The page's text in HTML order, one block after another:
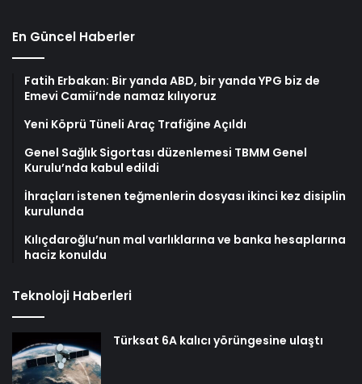
En Güncel Haberler
Fatih Erbakan: Bir yanda ABD, bir yanda YPG biz de
Emevi Camii’nde namaz kılıyoruz
Yeni Köprü Tüneli Araç Trafiğine Açıldı
Genel Sağlık Sigortası düzenlemesi TBMM Genel
Kurulu’nda kabul edildi
İhraçları istenen teğmenlerin dosyası ikinci kez disiplin
kurulunda
Kılıçdaroğlu’nun mal varlıklarına ve banka hesaplarına
haciz konuldu
Teknoloji Haberleri
Türksat 6A kalıcı yörüngesine ulaştı